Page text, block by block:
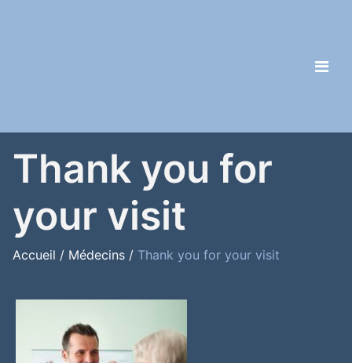
Thank you for
your visit
Accueil / Médecins / Thank you for your visit